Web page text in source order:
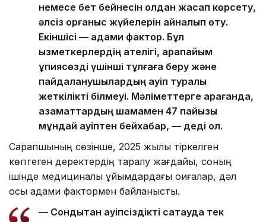
немесе бет бейнесін қолдан жасап көрсету,
әлсіз қорғаныс жүйелерін айналып өту.
Екіншісі — адами фактор. Бұл
қызметкерлердің қателігі, қарапайым
құпиясөзді үшінші тұлғаға беру және
пайдаланушылардың қауіп туралы
жеткілікті білмеуі. Мәліметтерге қарағанда,
азаматтардың шамамен 47 пайызы
мұндай қауіптен бейхабар, — деді ол.
Сарапшының сөзінше, 2025 жылы тіркелген
көптеген деректердің таралу жағдайы, соның
ішінде медициналық ұйымдардағы оқиғалар, дәл
осы адами фактормен байланысты.
— Сондықтан қауіпсіздікті сақтауда тек